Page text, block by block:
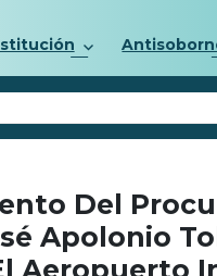
Del
Apolonio
Aeropuerto